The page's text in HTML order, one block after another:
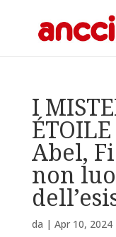
I
Abel,
non
da | Apr 10, 2024